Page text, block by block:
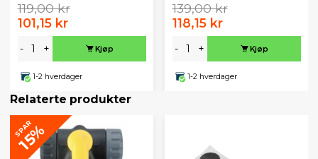
119,00 kr
101,15 kr
- + Kjøp
1-2 hverdager
139,00 kr
118,15 kr
- + Kjøp
1-2 hverdager
Relaterte produkter
SPAR
15%